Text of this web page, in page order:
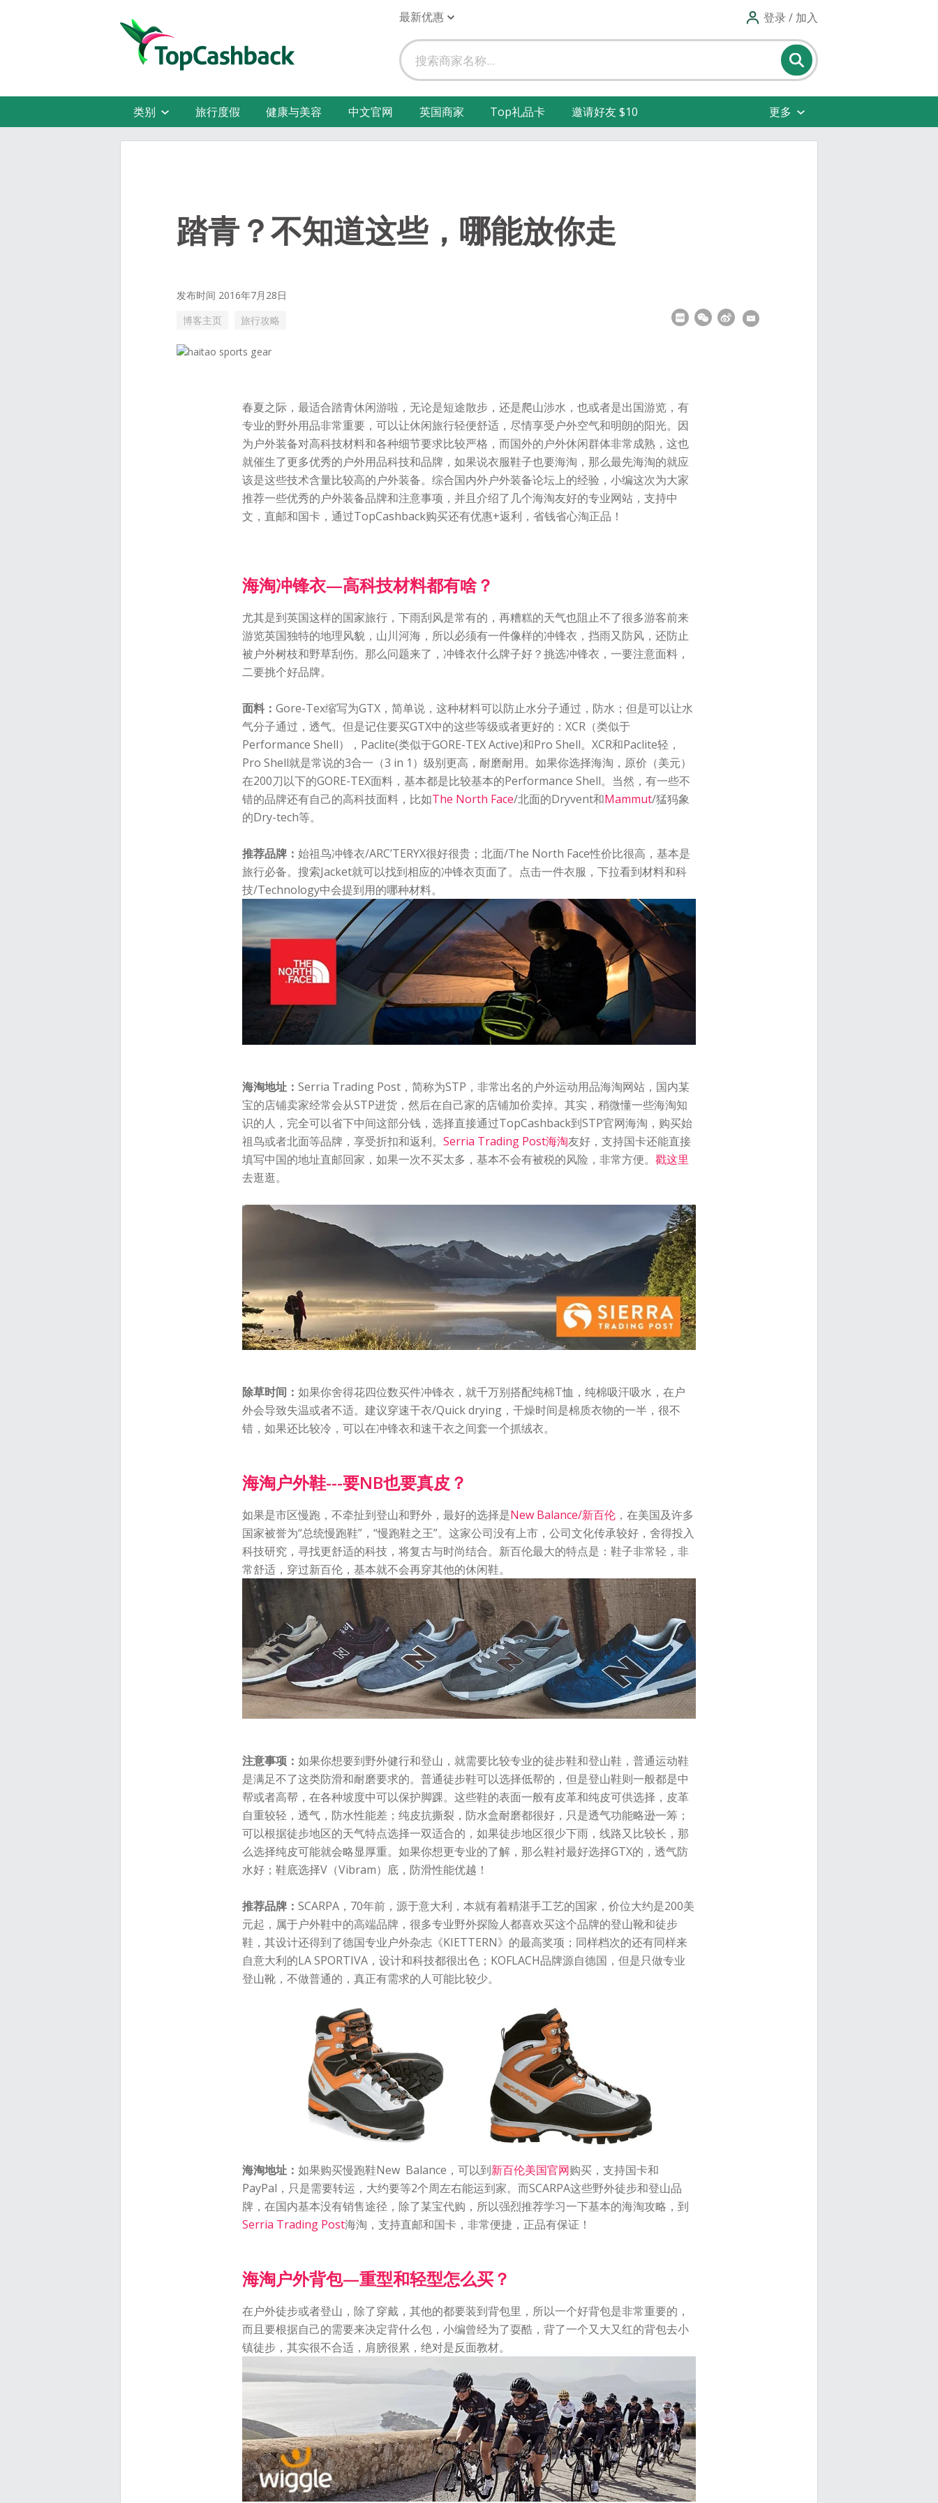
最新优惠 登录 / 加入
类别 旅行度假 健康与美容 中文官网 英国商家 Top礼品卡 邀请好友 $10 更多
踏青？不知道这些，哪能放你走
发布时间 2016年7月28日
博客主页
旅行攻略
春夏之际，最适合踏青休闲游啦，无论是短途散步，还是爬山涉水，也或者是出国游览，有
专业的野外用品非常重要，可以让休闲旅行轻便舒适，尽情享受户外空气和明朗的阳光。因
为户外装备对高科技材料和各种细节要求比较严格，而国外的户外休闲群体非常成熟，这也
就催生了更多优秀的户外用品科技和品牌，如果说衣服鞋子也要海淘，那么最先海淘的就应
该是这些技术含量比较高的户外装备。综合国内外户外装备论坛上的经验，小编这次为大家
推荐一些优秀的户外装备品牌和注意事项，并且介绍了几个海淘友好的专业网站，支持中
文，直邮和国卡，通过TopCashback购买还有优惠+返利，省钱省心淘正品！
海淘冲锋衣—高科技材料都有啥？
尤其是到英国这样的国家旅行，下雨刮风是常有的，再糟糕的天气也阻止不了很多游客前来
游览英国独特的地理风貌，山川河海，所以必须有一件像样的冲锋衣，挡雨又防风，还防止
被户外树枝和野草刮伤。那么问题来了，冲锋衣什么牌子好？挑选冲锋衣，一要注意面料，
二要挑个好品牌。
面料： Gore-Tex缩写为GTX，简单说，这种材料可以防止水分子通过，防水；但是可以让水
气分子通过，透气。但是记住要买GTX中的这些等级或者更好的：XCR（类似于
Performance Shell），Paclite(类似于GORE-TEX Active)和Pro Shell。XCR和Paclite轻，
Pro Shell就是常说的3合一（3 in 1）级别更高，耐磨耐用。如果你选择海淘，原价（美元）
在200刀以下的GORE-TEX面料，基本都是比较基本的Performance Shell。当然，有一些不
错的品牌还有自己的高科技面料，比如The North Face/北面的Dryvent和Mammut/猛犸象
的Dry-tech等。
推荐品牌： 始祖鸟冲锋衣/ARC’TERYX很好很贵；北面/The North Face性价比很高，基本是
旅行必备。搜索Jacket就可以找到相应的冲锋衣页面了。点击一件衣服，下拉看到材料和科
技/Technology中会提到用的哪种材料。
海淘地址： Serria Trading Post，简称为STP，非常出名的户外运动用品海淘网站，国内某
宝的店铺卖家经常会从STP进货，然后在自己家的店铺加价卖掉。其实，稍微懂一些海淘知
识的人，完全可以省下中间这部分钱，选择直接通过TopCashback到STP官网海淘，购买始
祖鸟或者北面等品牌，享受折扣和返利。 Serria Trading Post海淘友好，支持国卡还能直接
填写中国的地址直邮回家，如果一次不买太多，基本不会有被税的风险，非常方便。 戳这里
去逛逛。
除草时间： 如果你舍得花四位数买件冲锋衣，就千万别搭配纯棉T恤，纯棉吸汗吸水，在户
外会导致失温或者不适。建议穿速干衣/Quick drying，干燥时间是棉质衣物的一半，很不
错，如果还比较冷，可以在冲锋衣和速干衣之间套一个抓绒衣。
海淘户外鞋---要NB也要真皮？
如果是市区慢跑，不牵扯到登山和野外，最好的选择是New Balance/新百伦 ，在美国及许多
国家被誉为“总统慢跑鞋”，“慢跑鞋之王”。这家公司没有上市，公司文化传承较好，舍得投入
科技研究，寻找更舒适的科技，将复古与时尚结合。新百伦最大的特点是：鞋子非常轻，非
常舒适，穿过新百伦，基本就不会再穿其他的休闲鞋。
注意事项： 如果你想要到野外健行和登山，就需要比较专业的徒步鞋和登山鞋，普通运动鞋
是满足不了这类防滑和耐磨要求的。普通徒步鞋可以选择低帮的，但是登山鞋则一般都是中
帮或者高帮，在各种坡度中可以保护脚踝。这些鞋的表面一般有皮革和纯皮可供选择，皮革
自重较轻，透气，防水性能差；纯皮抗撕裂，防水盒耐磨都很好，只是透气功能略逊一筹；
可以根据徒步地区的天气特点选择一双适合的，如果徒步地区很少下雨，线路又比较长，那
么选择纯皮可能就会略显厚重。如果你想更专业的了解，那么鞋衬最好选择GTX的，透气防
水好；鞋底选择V（Vibram）底，防滑性能优越！
推荐品牌： SCARPA，70年前，源于意大利，本就有着精湛手工艺的国家，价位大约是200美
元起，属于户外鞋中的高端品牌，很多专业野外探险人都喜欢买这个品牌的登山靴和徒步
鞋，其设计还得到了德国专业户外杂志《KIETTERN》的最高奖项；同样档次的还有同样来
自意大利的LA SPORTIVA，设计和科技都很出色；KOFLACH品牌源自德国，但是只做专业
登山靴，不做普通的，真正有需求的人可能比较少。
海淘地址： 如果购买慢跑鞋New Balance，可以到新百伦美国官网购买，支持国卡和
PayPal，只是需要转运，大约要等2个周左右能运到家。而SCARPA这些野外徒步和登山品
牌，在国内基本没有销售途径，除了某宝代购，所以强烈推荐学习一下基本的海淘攻略，到
Serria Trading Post海淘，支持直邮和国卡，非常便捷，正品有保证！
海淘户外背包—重型和轻型怎么买？
在户外徒步或者登山，除了穿戴，其他的都要装到背包里，所以一个好背包是非常重要的，
而且要根据自己的需要来决定背什么包，小编曾经为了耍酷，背了一个又大又红的背包去小
镇徒步，其实很不合适，肩膀很累，绝对是反面教材。